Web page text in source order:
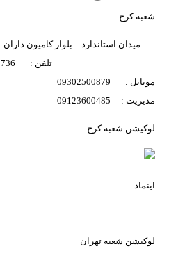
شعبه کرج
میدان استاندارد – بلوار کامیون داران -
تلفن : 02635736
موبایل : 09302500879
مدیریت : 09123600485
لوکیشن شعبه کرج
اینماد
لوکیشن شعبه تهران
اشتراک گذاری در شبکه های اجتماعی
تصاویر رسمی